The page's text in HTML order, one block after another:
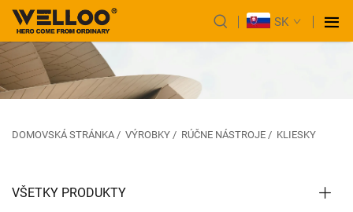
SK
DOMOVSKÁ STRÁNKA / VÝROBKY / RÚČNE NÁSTROJE / KLIESKY
VŠETKY PRODUKTY